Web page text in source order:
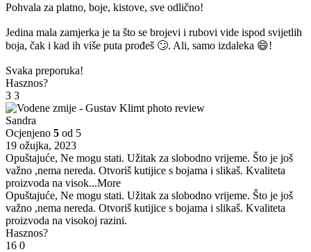
Pohvala za platno, boje, kistove, sve odlično!
Jedina mala zamjerka je ta što se brojevi i rubovi vide ispod svijetlih
boja, čak i kad ih više puta prođeš 🙄. Ali, samo izdaleka 😄!
Svaka preporuka!
Hasznos?
3 3
Sandra
Ocjenjeno 5 od 5
19 ožujka, 2023
Opuštajuće, Ne mogu stati. Užitak za slobodno vrijeme. Što je još
važno ,nema nereda. Otvoriš kutijice s bojama i slikaš. Kvaliteta
proizvoda na visok...More
Opuštajuće, Ne mogu stati. Užitak za slobodno vrijeme. Što je još
važno ,nema nereda. Otvoriš kutijice s bojama i slikaš. Kvaliteta
proizvoda na visokoj razini.
Hasznos?
16 0